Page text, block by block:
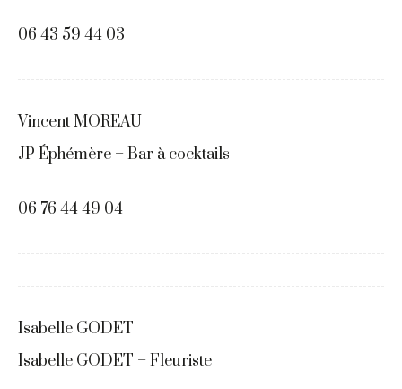
06 43 59 44 03
Vincent MOREAU
JP Éphémère – Bar à cocktails
06 76 44 49 04
Isabelle GODET
Isabelle GODET – Fleuriste